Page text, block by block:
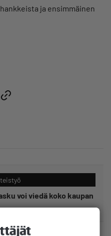
ja ensimmäinen
voi viedä koko kaupan